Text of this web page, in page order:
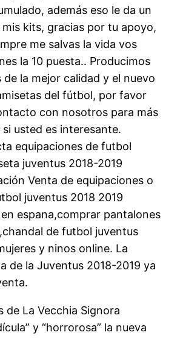
además eso le da un
kits, gracias por tu apoyo,
me salvas la vida vos
la 10 puesta.. Producimos
de la mejor calidad y el nuevo
del fútbol, por favor
con nosotros para más
usted es interesante.
equipaciones de futbol
juventus 2018-2019
Venta de equipaciones o
juventus 2018 2019
espana,comprar pantalones
de futbol juventus
y ninos online. La
de la Juventus 2018-2019 ya
de La Vecchia Signora
y “horrorosa” la nueva